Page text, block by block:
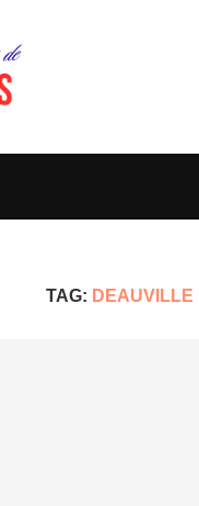
TAG: DEAUVILLE